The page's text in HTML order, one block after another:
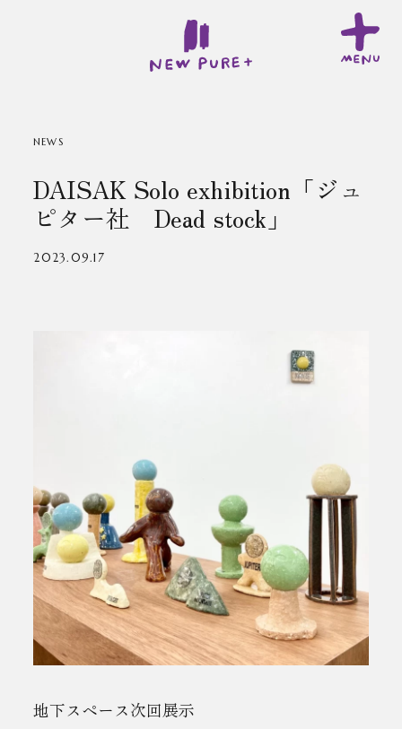
NEWS
DAISAK Solo exhibition「ジュ
ピター社 Dead stock」
2023.09.17
地下スペース次回展示